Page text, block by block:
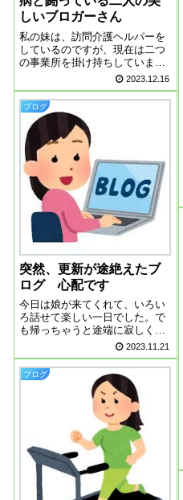
しいブロガーさん
私の妹は、訪問介護ヘルパーを
しているのですが、現在は二つ
の事業所を掛け持ちしていま
す。忙しくて、疲れて、休日は
疲れをとることで終わってしま
うそうです。それを聞いて、う
らやましいって思いました。人
って、勝手なモノで、仕事仕事
の毎日で疲れている...
2023.12.16
ブログ
突然、更新が途絶えたブ
ログ 心配です
今日は娘が来てくれて、いろい
ろ話せて楽しい一日でした。で
も帰っちゃうと途端に寂しくな
ります、ここの所、気温の上げ
下げが激しく、体調を崩してい
る人が多いようです。長すぎた
暑い暑い夏、今頃疲れが出てい
る方もいると思います。読者の
皆様はいかがでし...
2023.11.21
ブログ